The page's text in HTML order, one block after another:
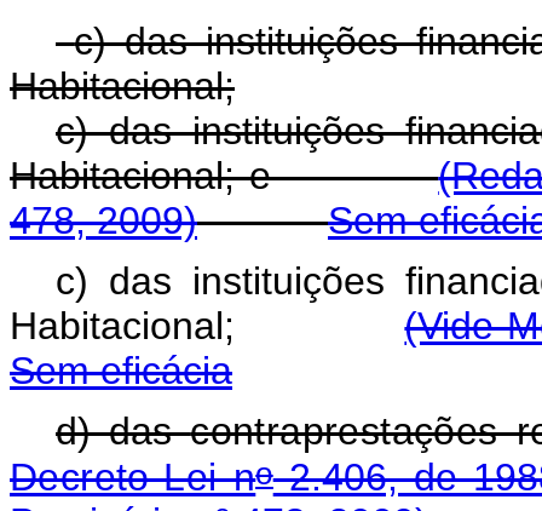
c) das instituições
Habitacional;
c) das instituições
Habitacional; e
478, 2009)
Sem
c) das instituições
Habitacional;(Vide
Sem eficácia
d) dascontraprestações
Decreto-Lei no2.406, de